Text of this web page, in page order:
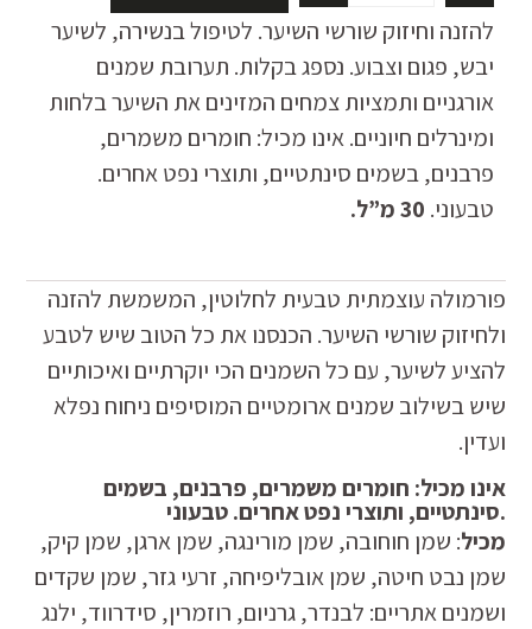
להזנה וחיזוק שורשי השיער. לטיפול בנשירה, לשיער
יבש, פגום וצבוע. נספג בקלות. תערובת שמנים
אורגניים ותמציות צמחים המזינים את השיער בלחות
ומינרלים חיוניים. אינו מכיל: חומרים משמרים,
פרבנים, בשמים סינתטיים, ותוצרי נפט אחרים.
טבעוני. 30 מ”ל.
פורמולה עוצמתית טבעית לחלוטין, המשמשת להזנה
ולחיזוק שורשי השיער. הכנסנו את כל הטוב שיש לטבע
להציע לשיער, עם כל השמנים הכי יוקרתיים ואיכותיים
שיש בשילוב שמנים ארומטיים המוסיפים ניחוח נפלא
ועדין.
אינו מכיל: חומרים משמרים, פרבנים, בשמים
סינתטיים, ותוצרי נפט אחרים. טבעוני.
מכיל: שמן חוחובה, שמן מורינגה, שמן ארגן, שמן קיק,
שמן נבט חיטה, שמן אובליפיחה, זרעי גזר, שמן שקדים
ושמנים אתריים: לבנדר, גרניום, רוזמרין, סידרווד, ילנג